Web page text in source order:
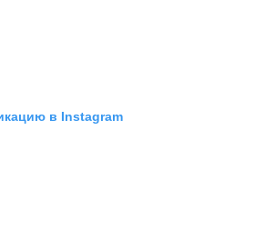
в Instagram